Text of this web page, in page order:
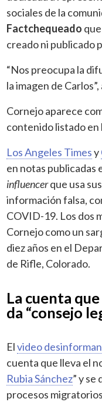
sociales de la
Factchequeado
creado ni publicado
“Nos preocupa la
la imagen de
Cornejo aparece
contenido listado en
Los Angeles Timesy
en notas publicadas
influencerque usa
información falsa,
COVID-19. Los dos
Cornejo como un
diez años en el
de Rifle, Colorado.
La cuenta
da “consejo
Elvideo
cuenta que lleva el
Rubia Sánchez” y se
procesos